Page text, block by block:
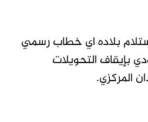
بلاده اي خطاب رسمي
بإيقاف التحويلات
المركزي.